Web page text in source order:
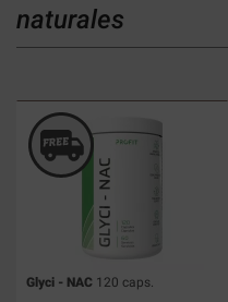
naturales
Glyci - NAC 120 caps.